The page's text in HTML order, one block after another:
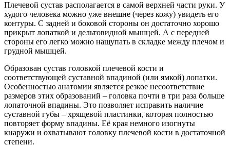
Плечевой сустав располагается в самой верхней части руки. У
худого человека можно уже внешне (через кожу) увидеть его
контуры. С задней и боковой стороны он достаточно хорошо
прикрыт лопаткой и дельтовидной мышцей. А с передней
стороны его легко можно нащупать в складке между плечом и
грудной мышцей.
Образован сустав головкой плечевой кости и
соответствующей суставной впадиной (или ямкой) лопатки.
Особенностью анатомии является резкое несоответствие
размеров этих образований – головка почти в три раза больше
лопаточной впадины. Это позволяет исправить наличие
суставной губы – хрящевой пластинки, которая полностью
повторяет форму впадины. Её края немного изогнуты
кнаружи и охватывают головку плечевой кости в достаточной
степени.